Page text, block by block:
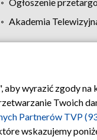
Akademia
TVP
wyrazić zgody
Twoich
Partnerów TVP
wskazujemy